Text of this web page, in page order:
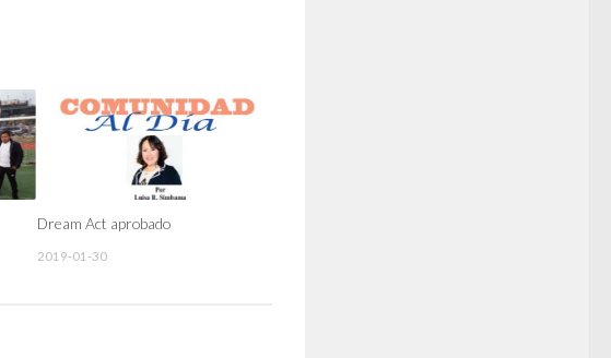
Dream Act aprobado
2019-01-30